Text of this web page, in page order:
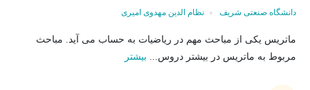
دانشگاه صنعتی شریف نظام الدین مهدوی امیری
ماتریس یکی از مباحث مهم در ریاضیات به حساب می آید. مباحث
مربوط به ماتریس در بیشتر دروس... بیشتر